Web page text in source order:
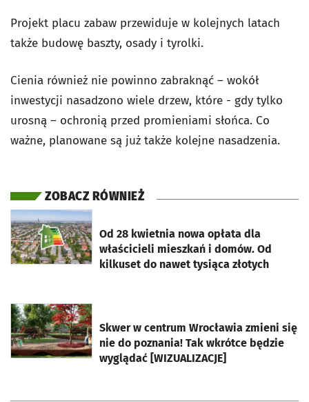
Projekt placu zabaw przewiduje w kolejnych latach
także budowę baszty, osady i tyrolki.
Cienia również nie powinno zabraknąć – wokół
inwestycji nasadzono wiele drzew, które - gdy tylko
urosną – ochronią przed promieniami słońca. Co
ważne, planowane są już także kolejne nasadzenia.
ZOBACZ RÓWNIEŻ
Od 28 kwietnia nowa opłata dla
właścicieli mieszkań i domów. Od
kilkuset do nawet tysiąca złotych
otworzy się w nowej karcie
Skwer w centrum Wrocławia zmieni się
nie do poznania! Tak wkrótce będzie
wyglądać [WIZUALIZACJE]
otworzy się w nowej karcie